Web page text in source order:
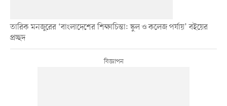
তারিক মনজুরের ‘বাংলাদেশের শিক্ষাচিন্তা: স্কুল ও কলেজ পর্যায়’ বইয়ের
প্রচ্ছদ